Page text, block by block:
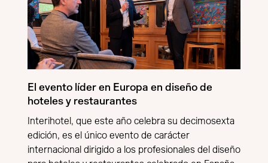
El evento líder en Europa en diseño de
hoteles y restaurantes
Interihotel, que este año celebra su decimosexta
edición, es el único evento de carácter
internacional dirigido a los profesionales del diseño